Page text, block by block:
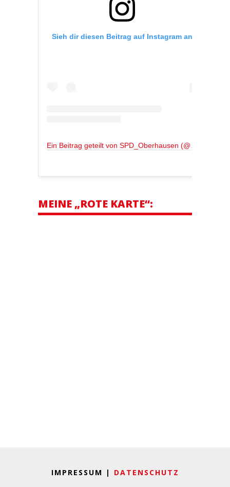
Sieh dir diesen Beitrag auf Instagram an
Ein Beitrag geteilt von SPD_Oberhausen (@spd_oberhausen)
MEINE „ROTE KARTE“:
IMPRESSUM | DATENSCHUTZ